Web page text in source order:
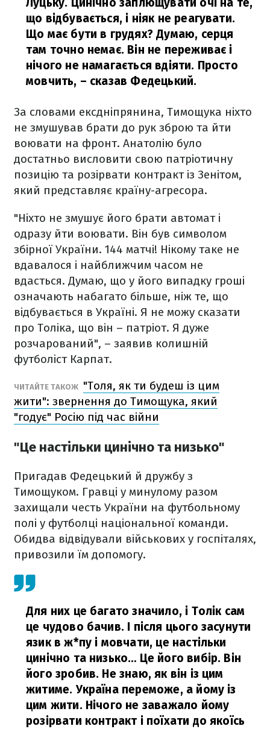
що відбувається, і ніяк не реагувати.
Що має бути в грудях? Думаю, серця
там точно немає. Він не переживає і
нічого не намагається вдіяти. Просто
мовчить, – сказав Федецький.
За словами ексдніпрянина, Тимощука ніхто
не змушував брати до рук зброю та йти
воювати на фронт. Анатолію було
достатньо висловити свою патріотичну
позицію та розірвати контракт із Зенітом,
який представляє країну-агресора.
"Ніхто не змушує його брати автомат і
одразу йти воювати. Він був символом
збірної України. 144 матчі! Нікому таке не
вдавалося і найближчим часом не
вдасться. Думаю, що у його випадку гроші
означають набагато більше, ніж те, що
відбувається в Україні. Я не можу сказати
про Толіка, що він – патріот. Я дуже
розчарований", – заявив колишній
футболіст Карпат.
ЧИТАЙТЕ ТАКОЖ "Толя, як ти будеш із цим
жити": звернення до Тимощука, який
"годує" Росію під час війни
"Це настільки цинічно та низько"
Пригадав Федецький й дружбу з
Тимощуком. Гравці у минулому разом
захищали честь України на футбольному
полі у футболці національної команди.
Обидва відвідували військових у госпіталях,
привозили їм допомогу.
Для них це багато значило, і Толік сам
це чудово бачив. І після цього засунути
язик в ж*пу і мовчати, це настільки
цинічно та низько… Це його вибір. Він
його зробив. Не знаю, як він із цим
житиме. Україна переможе, а йому із
цим жити. Нічого не заважало йому
розірвати контракт і поїхати до якоїсь